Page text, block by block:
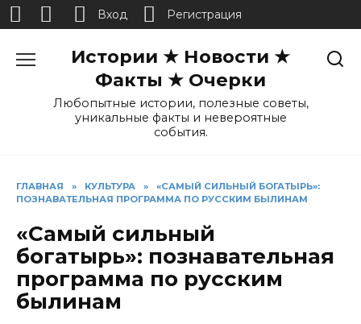
Истории ★ Новости ★
Факты ★ Очерки
Любопытные истории, полезные советы,
уникальные факты и невероятные
события.
ГЛАВНАЯ » КУЛЬТУРА »
«САМЫЙ СИЛЬНЫЙ БОГАТЫРЬ»:
ПОЗНАВАТЕЛЬНАЯ ПРОГРАММА ПО РУССКИМ БЫЛИНАМ
«Самый сильный
богатырь»: познавательная
программа по русским
былинам
Вход Регистрация